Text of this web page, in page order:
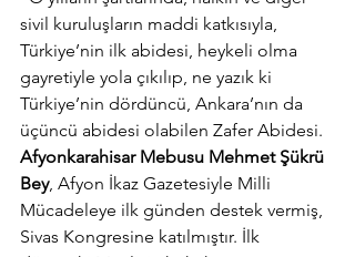
sivil kuruluşların maddi katkısıyla,
Türkiye’nin ilk abidesi, heykeli olma
gayretiyle yola çıkılıp, ne yazık ki
Türkiye’nin dördüncü, Ankara’nın da
üçüncü abidesi olabilen Zafer Abidesi.
Afyonkarahisar Mebusu Mehmet Şükrü
Bey, Afyon İkaz Gazetesiyle Milli
Mücadeleye ilk günden destek vermiş,
Sivas Kongresine katılmıştır. İlk